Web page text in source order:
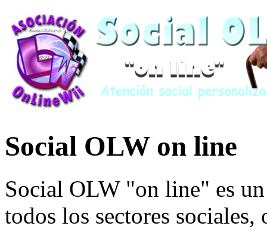
Social OLW on line
Social OLW "on line" es
todos los sectores sociales,